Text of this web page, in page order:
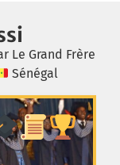
Le Grand Frère
Sénégal